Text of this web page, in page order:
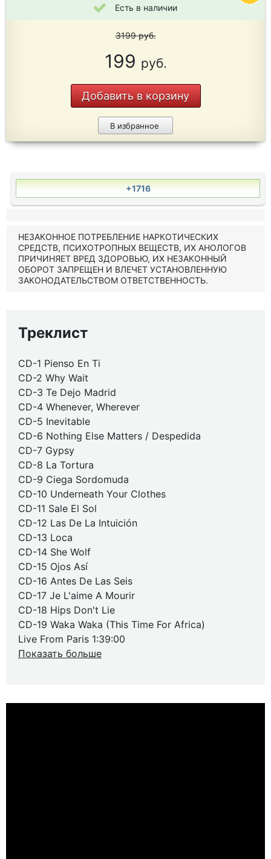
Есть в наличии
3199руб.
199 руб.
Добавить в корзину
В избранное
+1716
НЕЗАКОННОЕ ПОТРЕБЛЕНИЕ НАРКОТИЧЕСКИХ
СРЕДСТВ, ПСИХОТРОПНЫХ ВЕЩЕСТВ, ИХ АНОЛОГОВ
ПРИЧИНЯЕТ ВРЕД ЗДОРОВЬЮ, ИХ НЕЗАКОННЫЙ
ОБОРОТ ЗАПРЕЩЕН И ВЛЕЧЕТ УСТАНОВЛЕННУЮ
ЗАКОНОДАТЕЛЬСТВОМ ОТВЕТСТВЕННОСТЬ.
Треклист
CD-1 Pienso En Ti
CD-2 Why Wait
CD-3 Te Dejo Madrid
CD-4 Whenever, Wherever
CD-5 Inevitable
CD-6 Nothing Else Matters / Despedida
CD-7 Gypsy
CD-8 La Tortura
CD-9 Ciega Sordomuda
CD-10 Underneath Your Clothes
CD-11 Sale El Sol
CD-12 Las De La Intuición
CD-13 Loca
CD-14 She Wolf
CD-15 Ojos Así
CD-16 Antes De Las Seis
CD-17 Je L'aime A Mourir
CD-18 Hips Don't Lie
CD-19 Waka Waka (This Time For Africa)
Live From Paris 1:39:00
Показать больше